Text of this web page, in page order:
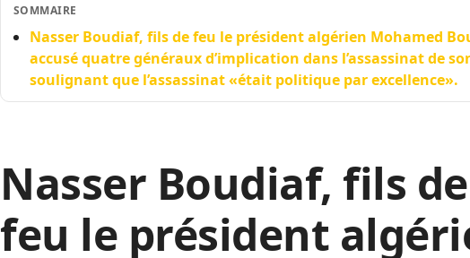
SOMMAIRE
Nasser Boudiaf, fils de feu le président algérien Mohamed
accusé quatre généraux d’implication dans l’assassinat de
soulignant que l’assassinat «était politique par excellence».
Nasser Boudiaf, fils de
feu le président